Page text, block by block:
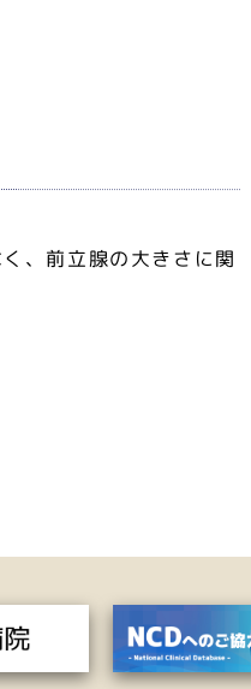
、前立腺の大きさに関